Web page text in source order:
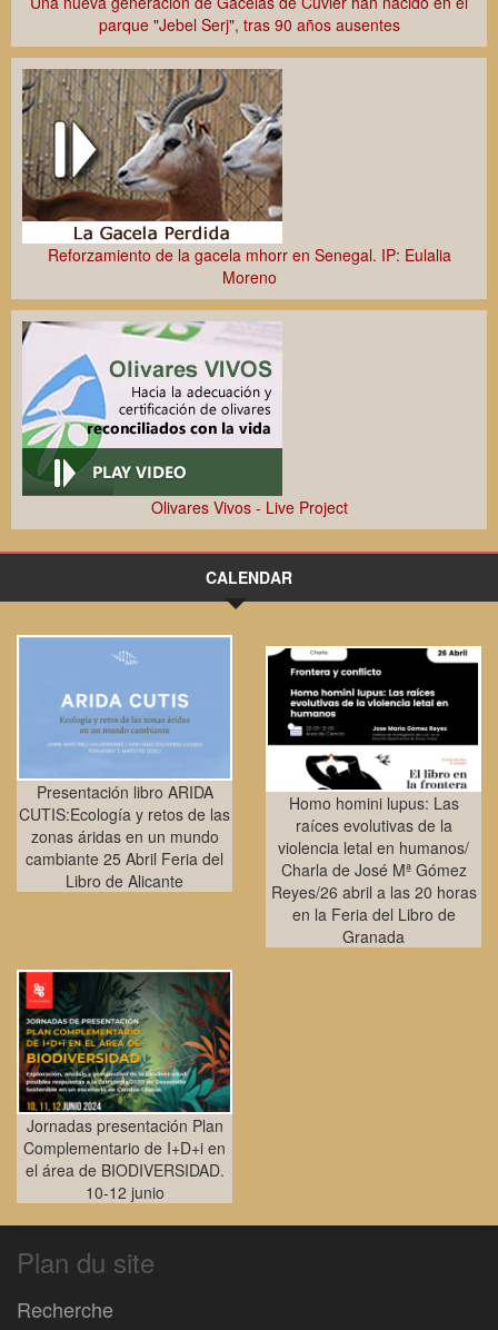
parque "Jebel Serj", tras 90 años ausentes
Reforzamiento de la gacela mhorr en Senegal. IP: Eulalia
Moreno
Olivares Vivos - Live Project
CALENDAR
Presentación libro ARIDA
CUTIS:Ecología y retos de las
zonas áridas en un mundo
cambiante 25 Abril Feria del
Libro de Alicante
Homo homini lupus: Las
raíces evolutivas de la
violencia letal en humanos/
Charla de José Mª Gómez
Reyes/26 abril a las 20 horas
en la Feria del Libro de
Granada
Jornadas presentación Plan
Complementario de I+D+i en
el área de BIODIVERSIDAD.
10-12 junio
Plan du site
Recherche